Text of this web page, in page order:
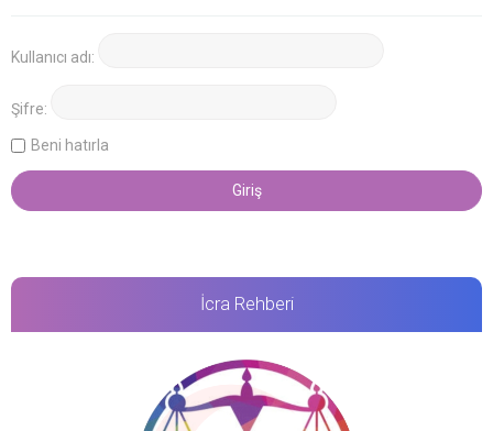
Kullanıcı adı:
Şifre:
Beni hatırla
İcra Rehberi